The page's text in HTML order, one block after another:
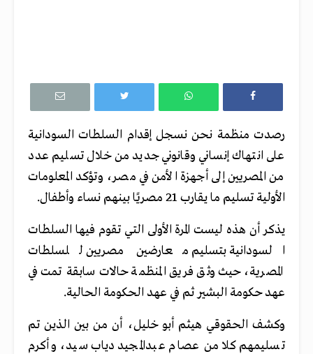
رصدت منظمة نحن نسجل إقدام السلطات السودانية
على انتهاك إنساني وقانوني جديد من خلال تسليم عدد
من المصريين إلى أجهزة الأمن في مصر، وتؤكد المعلومات
الأولية تسليم ما يقارب 21 مصريًا بينهم نساء وأطفال.
يذكر أن هذه ليست المرة الأولى التي تقوم فيها السلطات
السودانية بتسليم معارضين مصريين للسلطات
المصرية، حيث وثق فريق المنظمة حالات سابقة تمت في
عهد حكومة البشير ثم في عهد الحكومة الحالية.
وكشف الحقوقي هيثم أبو خليل، أن من بين الذين تم
تسليمهم كلا من عصام عبدالمجيد دياب سيد، وأكرم